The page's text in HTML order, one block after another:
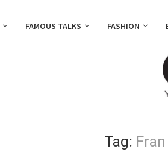
FAMOUS TALKS FASHION
Tag: